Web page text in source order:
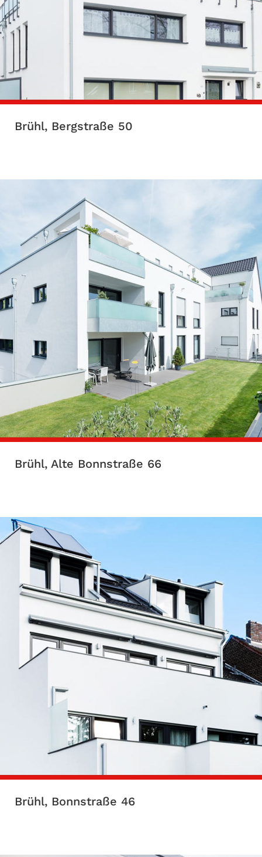
Brühl, Bergstraße 50
Brühl, Alte Bonnstraße 66
Brühl, Bonnstraße 46